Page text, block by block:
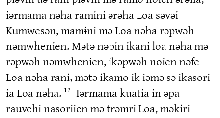
iərmama nəha ramɨni ərəha Loa səvəi
Kumwesən, mamɨni mə Loa nəha rəpwəh
nəmwhenien. Mətə nəpɨn ikani loa nəha mə
rəpwəh nəmwhenien, ikəpwəh noien nəfe
Loa nəha rani, mətə ikamo ik iəmə sə ikasori
ia Loa nəha. 12
Iərmama kuatia in əpa
rauvehi nasoriien mə trəmri Loa, məkiri